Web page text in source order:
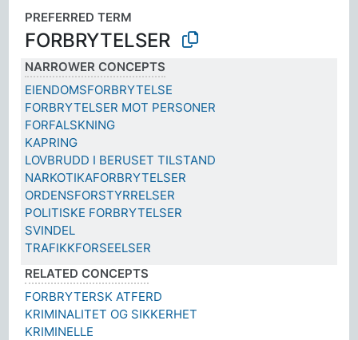
PREFERRED TERM
FORBRYTELSER
NARROWER CONCEPTS
EIENDOMSFORBRYTELSE
FORBRYTELSER MOT PERSONER
FORFALSKNING
KAPRING
LOVBRUDD I BERUSET TILSTAND
NARKOTIKAFORBRYTELSER
ORDENSFORSTYRRELSER
POLITISKE FORBRYTELSER
SVINDEL
TRAFIKKFORSEELSER
RELATED CONCEPTS
FORBRYTERSK ATFERD
KRIMINALITET OG SIKKERHET
KRIMINELLE